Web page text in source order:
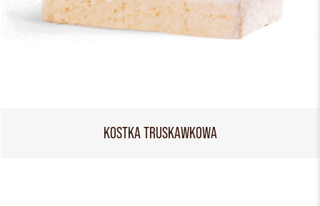
KOSTKA TRUSKAWKOWA